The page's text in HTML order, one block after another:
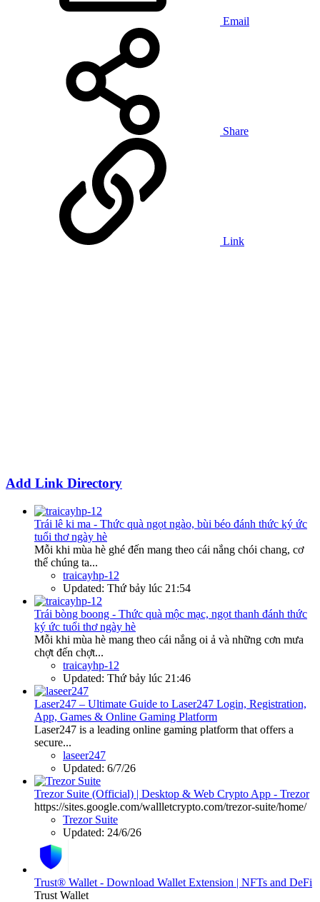
Email
Share
Link
Add Link Directory
Trái lê ki ma - Thức quà ngọt ngào, bùi béo đánh thức ký ức
tuổi thơ ngày hè
Mỗi khi mùa hè ghé đến mang theo cái nắng chói chang, cơ
thể chúng ta...
traicayhp-12
Updated: Thứ bảy lúc 21:54
Trái bòng boong - Thức quà mộc mạc, ngọt thanh đánh thức
ký ức tuổi thơ ngày hè
Mỗi khi mùa hè mang theo cái nắng oi ả và những cơn mưa
chợt đến chợt...
traicayhp-12
Updated: Thứ bảy lúc 21:46
Laser247 – Ultimate Guide to Laser247 Login, Registration,
App, Games & Online Gaming Platform
Laser247 is a leading online gaming platform that offers a
secure...
laseer247
Updated: 6/7/26
Trezor Suite (Official) | Desktop & Web Crypto App - Trezor
https://sites.google.com/wallletcrypto.com/trezor-suite/home/
Trezor Suite
Updated: 24/6/26
Trust® Wallet - Download Wallet Extension | NFTs and DeFi
Trust Wallet